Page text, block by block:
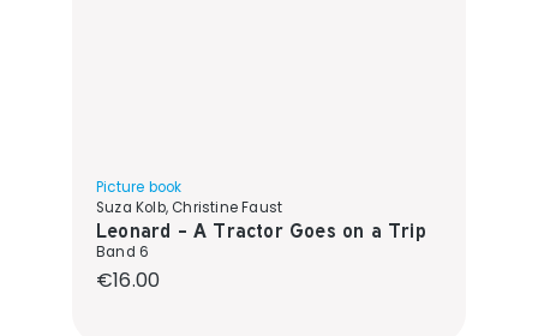
Picture book
Suza Kolb, Christine Faust
Leonard - A Tractor Goes on a Trip
Band 6
Regular price:
€16.00